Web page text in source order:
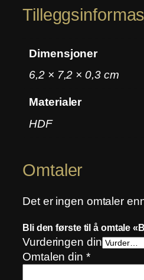
n
Dimensjoner
6,2 × 7,2 × 0,3 cm
Materialer
HDF
Omtaler
Det er ingen omtaler
Bli den første til å omtale
Vurderingen din
Omtalen din *